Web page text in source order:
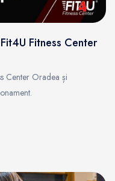
Fitness Center
Center Oradea și